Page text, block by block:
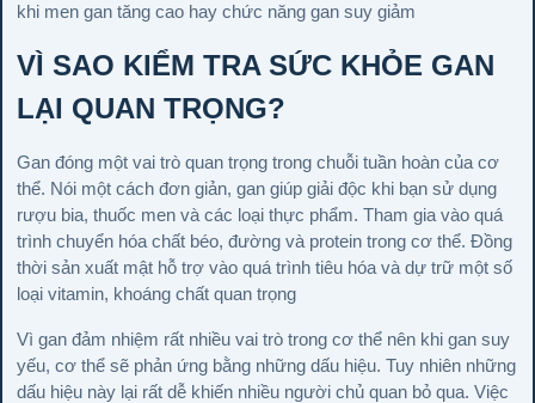
khi men gan tăng cao hay chức năng gan suy giảm
VÌ SAO KIỂM TRA SỨC KHỎE GAN
LẠI QUAN TRỌNG?
Gan đóng một vai trò quan trọng trong chuỗi tuần hoàn của cơ
thể. Nói một cách đơn giản, gan giúp giải độc khi bạn sử dụng
rượu bia, thuốc men và các loại thực phẩm. Tham gia vào quá
trình chuyển hóa chất béo, đường và protein trong cơ thể. Đồng
thời sản xuất mật hỗ trợ vào quá trình tiêu hóa và dự trữ một số
loại vitamin, khoáng chất quan trọng
Vì gan đảm nhiệm rất nhiều vai trò trong cơ thể nên khi gan suy
yếu, cơ thể sẽ phản ứng bằng những dấu hiệu. Tuy nhiên những
dấu hiệu này lại rất dễ khiến nhiều người chủ quan bỏ qua. Việc